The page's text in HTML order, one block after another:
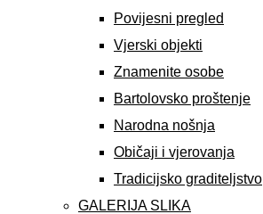
Povijesni pregled
Vjerski objekti
Znamenite osobe
Bartolovsko proštenje
Narodna nošnja
Običaji i vjerovanja
Tradicijsko graditeljstvo
GALERIJA SLIKA